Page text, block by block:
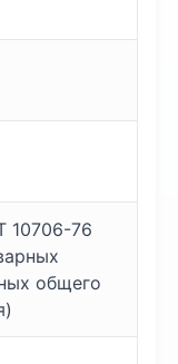
10706-76
общего